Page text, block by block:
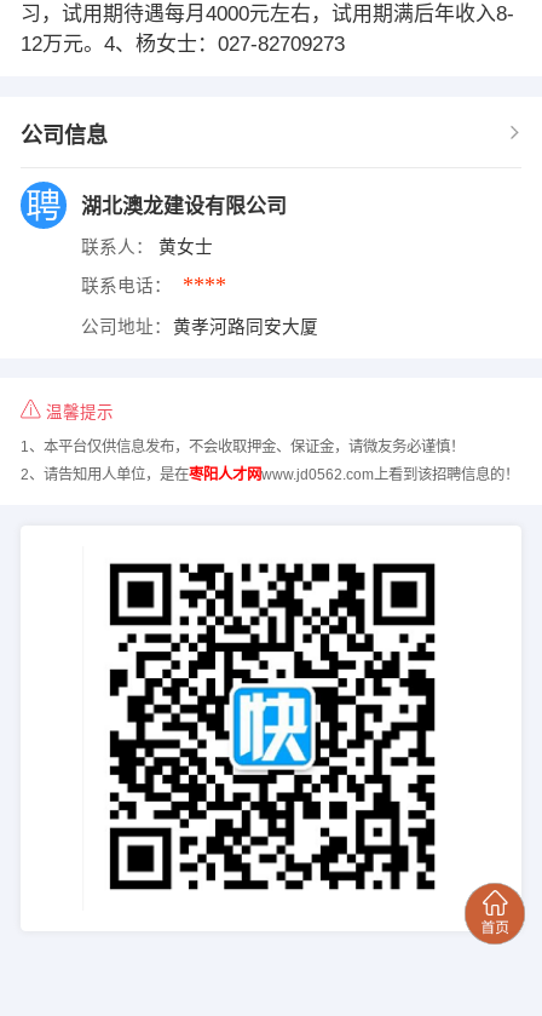
习，试用期待遇每月4000元左右，试用期满后年收入8-
12万元。4、杨女士：027-82709273
公司信息
湖北澳龙建设有限公司
联系人： 黄女士
联系电话： ****
公司地址： 黄孝河路同安大厦
温馨提示
1、本平台仅供信息发布，不会收取押金、保证金，请微友务必谨慎！
2、请告知用人单位，是在枣阳人才网www.jd0562.com上看到该招聘信息的！